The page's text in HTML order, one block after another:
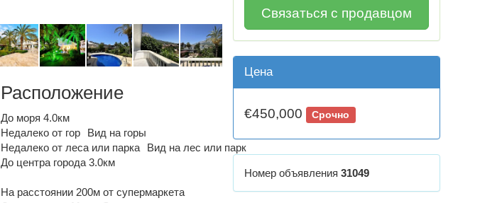
Расположение
До моря 4.0км
Недалеко от гор
Вид на горы
Недалеко от леса или парка
Вид на лес или парк
До центра города 3.0км
На расстоянии 200м от супермаркета
Связаться с продавцом
Цена
€450,000 Срочно
Номер объявления 31049